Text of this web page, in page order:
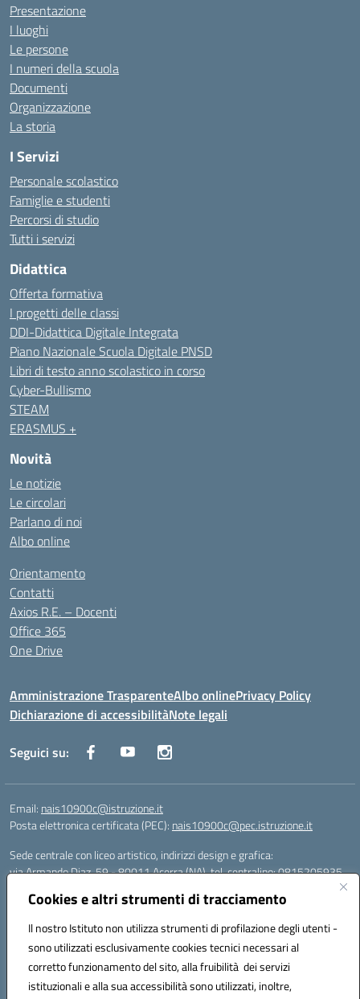
Cookies e altri strumenti di tracciamento
Il nostro Istituto non utilizza strumenti di profilazione degli utenti -
sono utilizzati esclusivamente cookies tecnici necessari al
corretto funzionamento del sito, alla fruibilità dei servizi
istituzionali e alla sua accessibilità sono utilizzati, inoltre,
Presentazione
I luoghi
Le persone
I numeri della scuola
Documenti
Organizzazione
La storia
I Servizi
Personale scolastico
Famiglie e studenti
Percorsi di studio
Tutti i servizi
Didattica
Offerta formativa
I progetti delle classi
DDI-Didattica Digitale Integrata
Piano Nazionale Scuola Digitale PNSD
Libri di testo anno scolastico in corso
Cyber-Bullismo
STEAM
ERASMUS +
Novità
Le notizie
Le circolari
Parlano di noi
Albo online
Orientamento
Contatti
Axios R.E. – Docenti
Office 365
One Drive
Amministrazione TrasparenteAlbo onlinePrivacy Policy
Dichiarazione di accessibilitàNote legali
Seguici su:
Email: nais10900c@istruzione.it
Posta elettronica certificata (PEC): nais10900c@pec.istruzione.it
Sede centrale con liceo artistico, indirizzi design e grafica:
via Armando Diaz, 59 - 80011 Acerra (NA), tel. centralino: 0815205935
via T. Campanella, 80011 Acerra (NA), tel/fax: 0818850905
Sede succursale con liceo musicale:
via S. Pellico, 80011 Acerra (NA), tel: 08119660921
Email: nais10900c@istruzione.it | PEC: nais10900c@pec.istruzione.it |
Nome Ufficio PA: Uff_eFatturaPA | Codice Univoco ufficio: UFOYYV |
C.Fisc: 93056740637